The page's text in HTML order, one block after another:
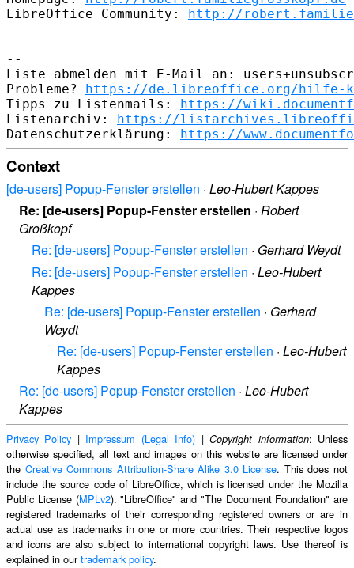
LibreOffice Community: http://
--
Liste abmelden mit E-Mail an:
Probleme? https://de.libreoffice.org/hilfe-
Tipps zu Listenmails: https://
Listenarchiv: https://
Datenschutzerklärung: https://
Context
[de-users] Popup-Fenster erstellen · Leo-Hubert Kappes
Re: [de-users] Popup-Fenster erstellen · Robert
Großkopf
Re: [de-users] Popup-Fenster erstellen · Gerhard Weydt
Re: [de-users] Popup-Fenster erstellen · Leo-Hubert
Kappes
Re: [de-users] Popup-Fenster erstellen · Gerhard
Weydt
Re: [de-users] Popup-Fenster erstellen · Leo-Hubert
Kappes
Re: [de-users] Popup-Fenster erstellen · Leo-Hubert
Kappes
Privacy Policy | Impressum (Legal Info) |Copyright information: Unless
otherwise specified, all text and images on this website are licensed under
the Creative Commons Attribution-Share Alike 3.0 License. This does not
include the source code of LibreOffice, which is licensed under the Mozilla
Public License (MPLv2). "LibreOffice" and "The Document Foundation" are
registered trademarks of their corresponding registered owners or are in
actual use as trademarks in one or more countries. Their respective logos
and icons are also subject to international copyright laws. Use thereof is
explained in ourtrademark policy.